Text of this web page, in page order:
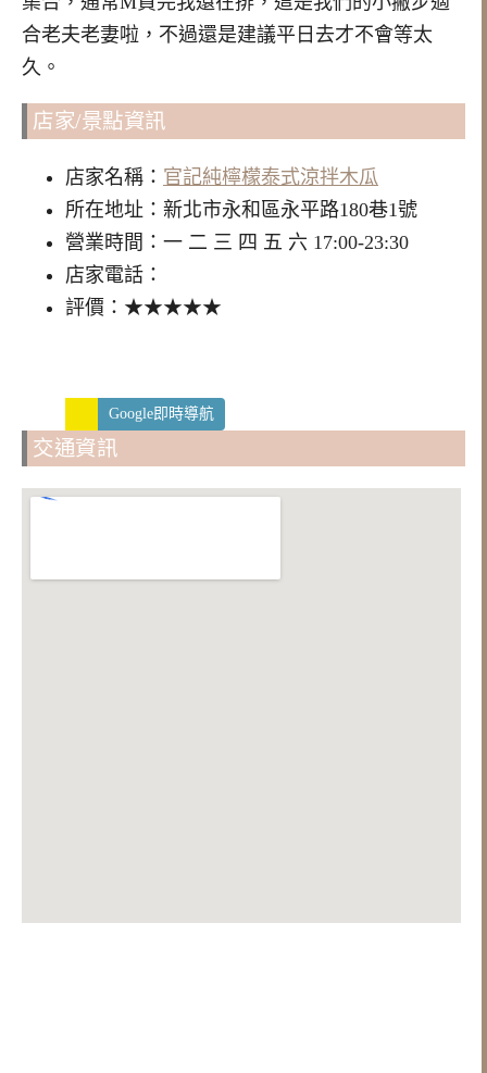
合老夫老妻啦，不過還是建議平日去才不會等太
久。
店家/景點資訊
店家名稱： 官記純檸檬泰式涼拌木瓜
所在地址：新北市永和區永平路180巷1號
營業時間：一 二 三 四 五 六 17:00-23:30
店家電話：
評價：★★★★★
Google即時導航
交通資訊